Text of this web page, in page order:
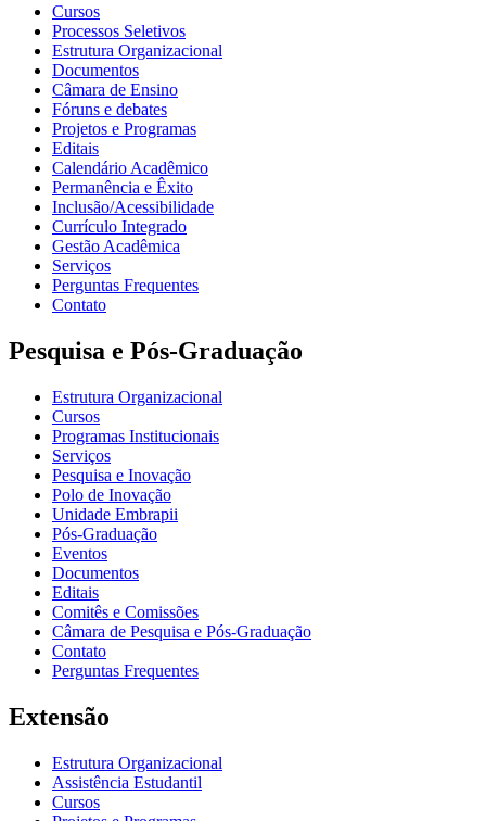
Cursos
Processos Seletivos
Estrutura Organizacional
Documentos
Câmara de Ensino
Fóruns e debates
Projetos e Programas
Editais
Calendário Acadêmico
Permanência e Êxito
Inclusão/Acessibilidade
Currículo Integrado
Gestão Acadêmica
Serviços
Perguntas Frequentes
Contato
Pesquisa e Pós-Graduação
Estrutura Organizacional
Cursos
Programas Institucionais
Serviços
Pesquisa e Inovação
Polo de Inovação
Unidade Embrapii
Pós-Graduação
Eventos
Documentos
Editais
Comitês e Comissões
Câmara de Pesquisa e Pós-Graduação
Contato
Perguntas Frequentes
Extensão
Estrutura Organizacional
Assistência Estudantil
Cursos